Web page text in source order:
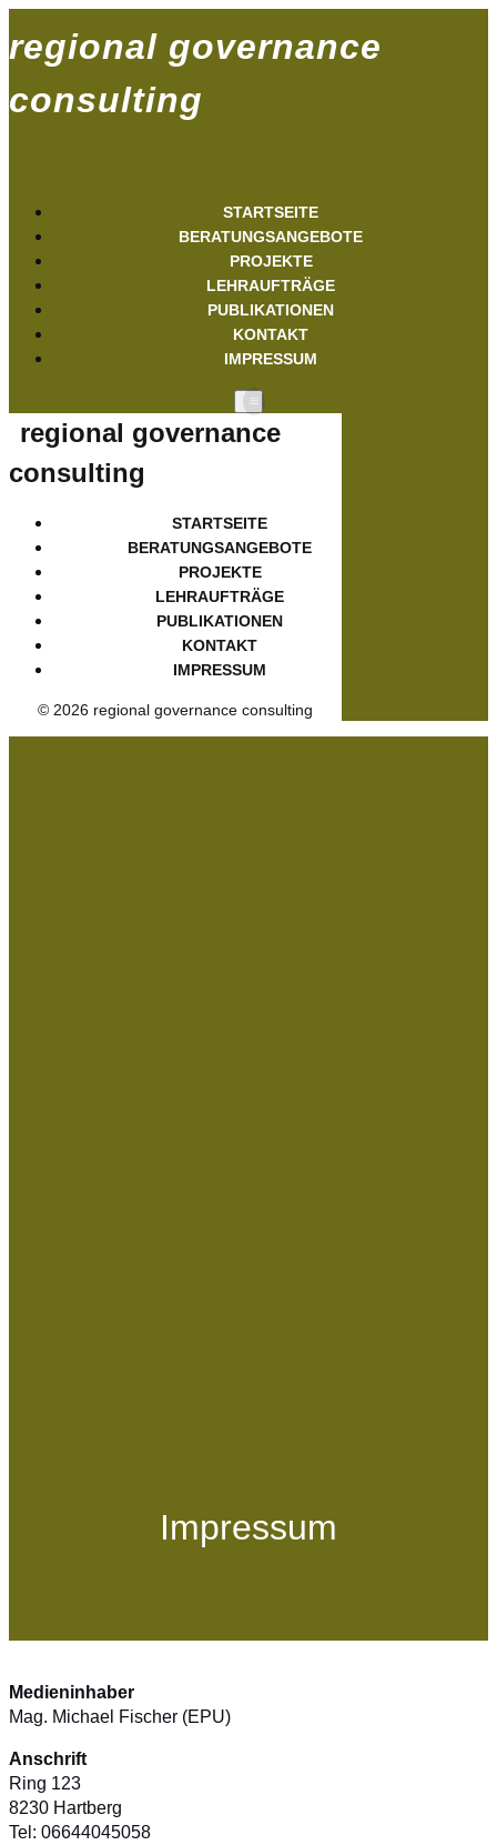
regional governance
consulting
STARTSEITE
BERATUNGSANGEBOTE
PROJEKTE
LEHRAUFTRÄGE
PUBLIKATIONEN
KONTAKT
IMPRESSUM
regional governance
consulting
STARTSEITE
BERATUNGSANGEBOTE
PROJEKTE
LEHRAUFTRÄGE
PUBLIKATIONEN
KONTAKT
IMPRESSUM
© 2026 regional governance consulting
Impressum
Medieninhaber
Mag. Michael Fischer (EPU)
Anschrift
Ring 123
8230 Hartberg
Tel: 06644045058